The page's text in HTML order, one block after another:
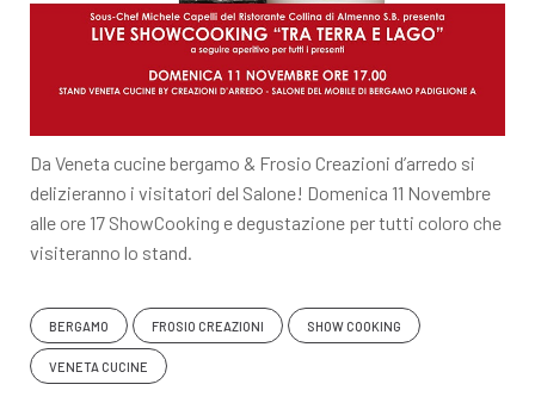
Da Veneta cucine bergamo & Frosio Creazioni d’arredo si
delizieranno i visitatori del Salone! Domenica 11 Novembre
alle ore 17 ShowCooking e degustazione per tutti coloro che
visiteranno lo stand.
BERGAMO FROSIO CREAZIONI SHOW COOKING
VENETA CUCINE